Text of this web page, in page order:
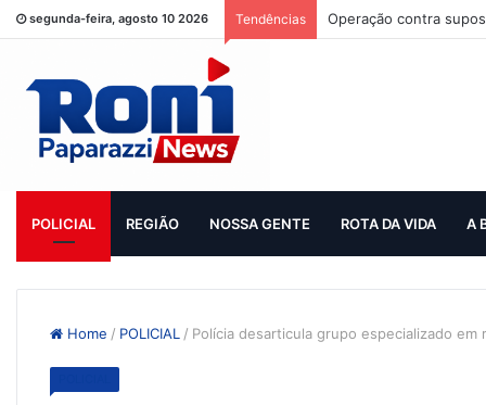
segunda-feira, agosto 10 2026 Tendências Operação contra
POLICIAL REGIÃO NOSSA GENTE ROTA DA VIDA A
Home / POLICIAL / Polícia desarticula grupo especializado